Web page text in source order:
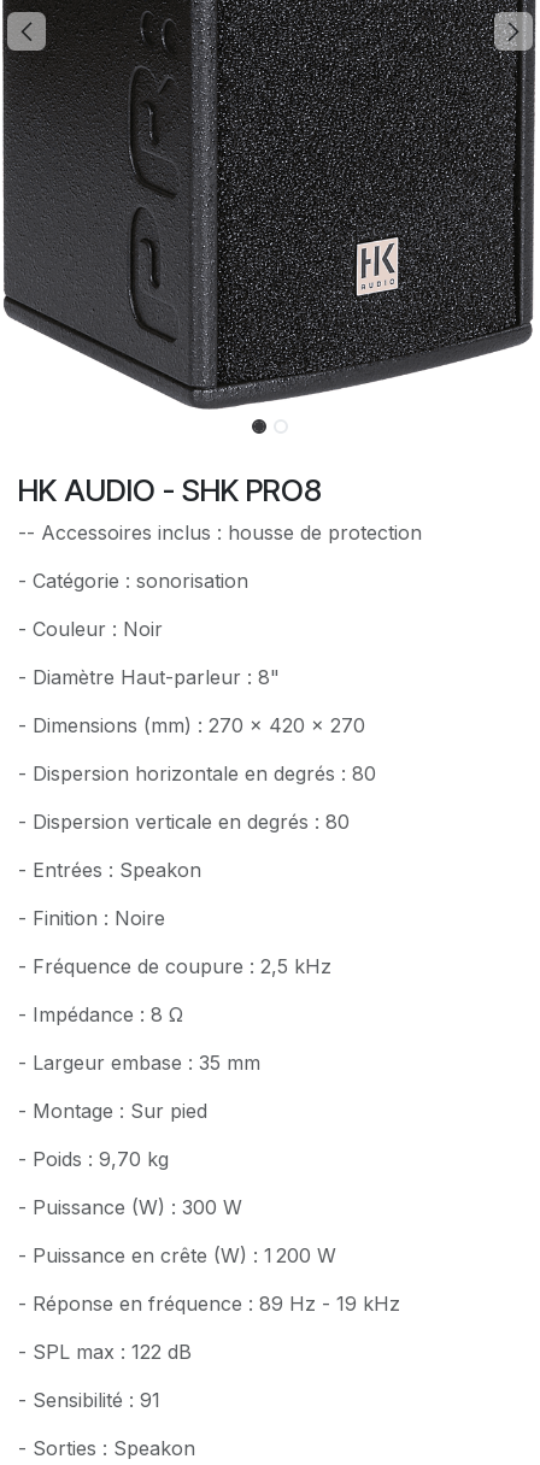
HK AUDIO - SHK PRO8
-- Accessoires inclus : housse de protection
- Catégorie : sonorisation
- Couleur : Noir
- Diamètre Haut-parleur : 8"
- Dimensions (mm) : 270 x 420 x 270
- Dispersion horizontale en degrés : 80
- Dispersion verticale en degrés : 80
- Entrées : Speakon
- Finition : Noire
- Fréquence de coupure : 2,5 kHz
- Impédance : 8 Ω
- Largeur embase : 35 mm
- Montage : Sur pied
- Poids : 9,70 kg
- Puissance (W) : 300 W
- Puissance en crête (W) : 1 200 W
- Réponse en fréquence : 89 Hz - 19 kHz
- SPL max : 122 dB
- Sensibilité : 91
- Sorties : Speakon